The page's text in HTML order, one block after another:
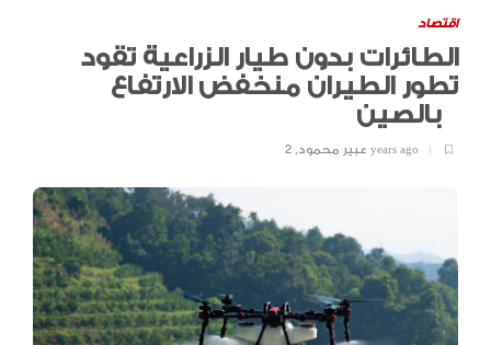
اقتصاد
الطائرات بدون طيار الزراعية تقود
تطور الطيران منخفض الارتفاع
عبير محمود, 2 years ago